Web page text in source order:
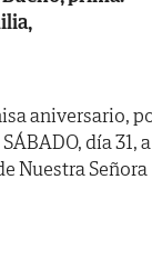
aniversario,
día 31, a
Nuestra Señora